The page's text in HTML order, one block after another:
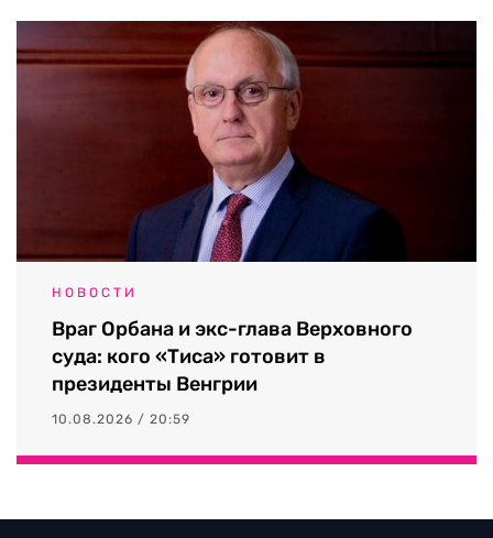
НОВОСТИ
Враг Орбана и экс-глава Верховного
суда: кого «Тиса» готовит в
президенты Венгрии
10.08.2026 / 20:59